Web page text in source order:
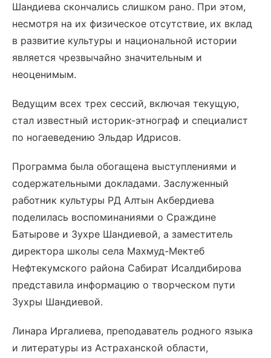
Шандиева скончались слишком рано. При этом,
несмотря на их физическое отсутствие, их вклад
в развитие культуры и национальной истории
является чрезвычайно значительным и
неоценимым.
Ведущим всех трех сессий, включая текущую,
стал известный историк-этнограф и специалист
по ногаеведению Эльдар Идрисов.
Программа была обогащена выступлениями и
содержательными докладами. Заслуженный
работник культуры РД Алтын Акбердиева
поделилась воспоминаниями о Сраждине
Батырове и Зухре Шандиевой, а заместитель
директора школы села Махмуд-Мектеб
Нефтекумского района Сабират Исалдибирова
представила информацию о творческом пути
Зухры Шандиевой.
Линара Иргалиева, преподаватель родного языка
и литературы из Астраханской области,